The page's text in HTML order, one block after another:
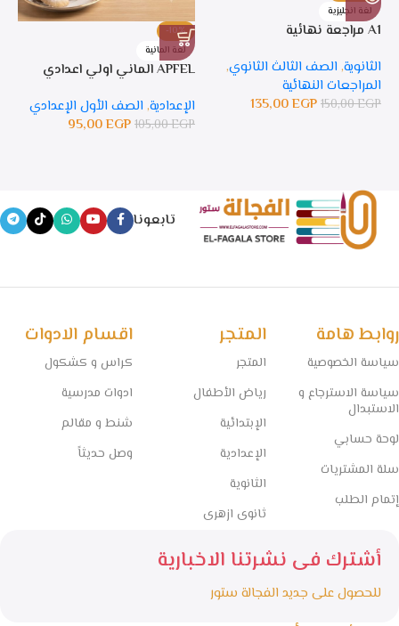
لغة انجليزية
A1 مراجعة نهائية
الثانوية, الصف الثالث الثانوي,
المراجعات النهائية
150,00EGP
135,00EGP
-10%
لغة المانية
APFEL الماني اولي اعدادي
الإعدادية, الصف الأول الإعدادي
105,00EGP
95,00EGP
تابعونا
روابط هامة
سياسة الخصوصية
سياسة الاسترجاع و
الاستبدال
لوحة حسابي
سلة المشتريات
إتمام الطلب
المتجر
المتجر
رياض الأطفال
الإبتدائية
الإعدادية
الثانوية
ثانوى ازهرى
اقسام الادوات
كراس و كشكول
ادوات مدرسية
شنط و مقالم
وصل حديثاً
أشترك فى نشرتنا الاخبارية
للحصول على جديد الفجالة ستور